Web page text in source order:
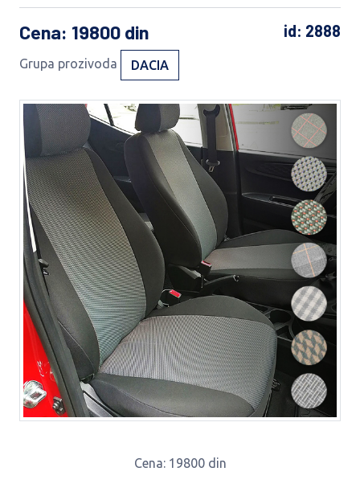
Cena: 19800 din id: 2888
Grupa prozivoda DACIA
Cena: 19800 din